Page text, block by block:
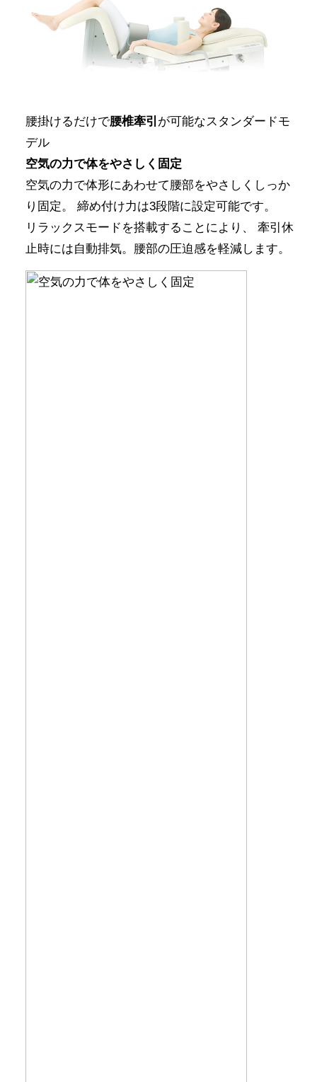
腰掛けるだけで腰椎牽引 が可能なスタンダードモ
デル
空気の力で体をやさしく固定
空気の力で体形にあわせて腰部をやさしくしっか
り固定。 締め付け力は3段階に設定可能です。
リラックスモードを搭載することにより、 牽引休
止時には自動排気。腰部の圧迫感を軽減します。